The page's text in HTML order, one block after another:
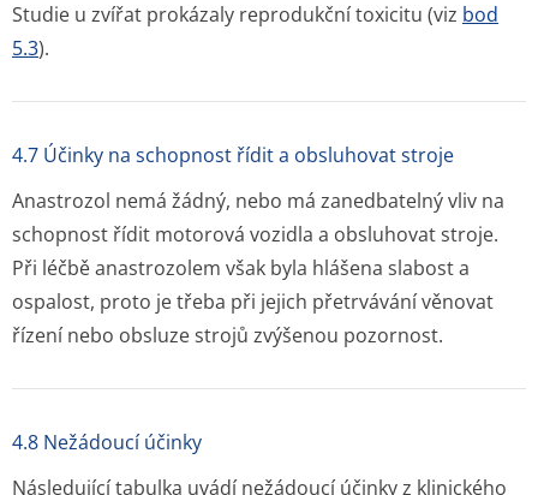
Studie u zvířat prokázaly reprodukční toxicitu (viz bod
5.3).
4.7 Účinky na schopnost řídit a obsluhovat stroje
Anastrozol nemá žádný, nebo má zanedbatelný vliv na
schopnost řídit motorová vozidla a obsluhovat stroje.
Při léčbě anastrozolem však byla hlášena slabost a
ospalost, proto je třeba při jejich přetrvávání věnovat
řízení nebo obsluze strojů zvýšenou pozornost.
4.8 Nežádoucí účinky
Následující tabulka uvádí nežádoucí účinky z klinického